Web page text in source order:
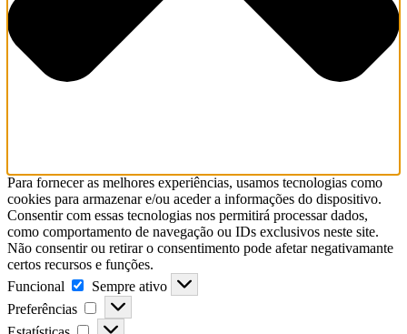
Para fornecer as melhores experiências, usamos tecnologias como
cookies para armazenar e/ou aceder a informações do dispositivo.
Consentir com essas tecnologias nos permitirá processar dados,
como comportamento de navegação ou IDs exclusivos neste site.
Não consentir ou retirar o consentimento pode afetar negativamante
certos recursos e funções.
Funcional
Sempre ativo
Preferências